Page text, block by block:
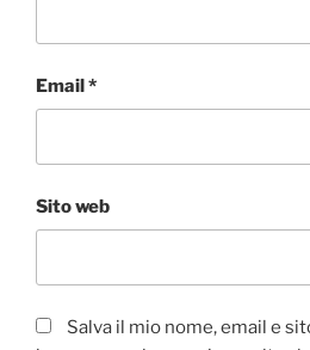
Email*
Sito web
Salva il mio nome, email e